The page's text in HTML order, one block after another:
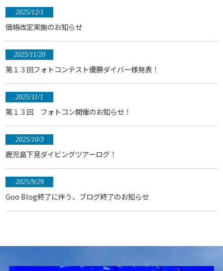
2025/12/1
価格改定実施のお知らせ
2025/11/20
第１３回フォトコンテスト優勝ダイバー様発表！
2025/11/1
第１３回 フォトコン開催のお知らせ！
2025/10/3
鹿児島下見ダイビングツアーログ！
2025/9/29
Goo Blog終了に伴う、ブログ終了のお知らせ